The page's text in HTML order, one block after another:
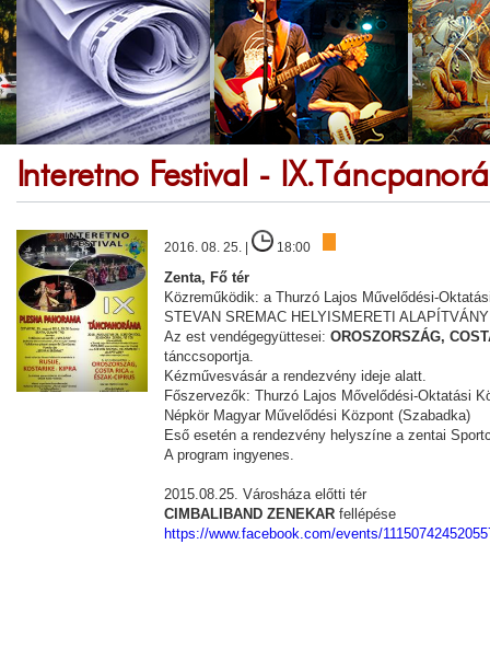
Interetno Festival -
2016. 08. 25. | 18:00
Zenta, Fő tér
Közreműködik: a Thurzó Lajos Művelődési-
STEVAN SREMAC HELYISMERETI
Az est vendégegyüttesei: OROSZORSZÁG,
tánccsoportja.
Kézművesvásár a rendezvény ideje alatt.
Főszervezők: Thurzó Lajos Mővelődési-Oktatási
Népkör Magyar Művelődési Központ (Szabadka)
Eső esetén a rendezvény helyszíne a zentai
A program ingyenes.
2015.08.25. Városháza előtti tér
CIMBALIBAND ZENEKAR fellépése
https://www.facebook.com/events/